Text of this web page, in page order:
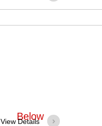
Below
View Details